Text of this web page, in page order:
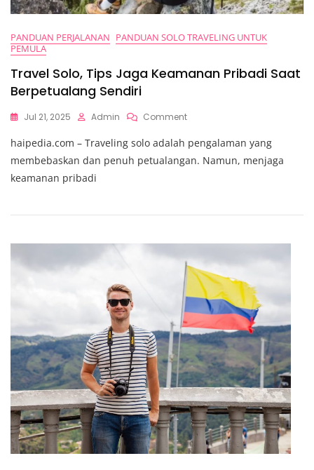
PANDUAN PERJALANAN PANDUAN SOLO TRAVELING UNTUK
PEMULA
Travel Solo, Tips Jaga Keamanan Pribadi Saat
Berpetualang Sendiri
Jul 21, 2025 Admin CommentOn
Solo,
Tips
haipedia.com – Traveling solo adalah pengalaman yang
membebaskan dan penuh petualangan. Namun, menjaga
keamanan pribadi